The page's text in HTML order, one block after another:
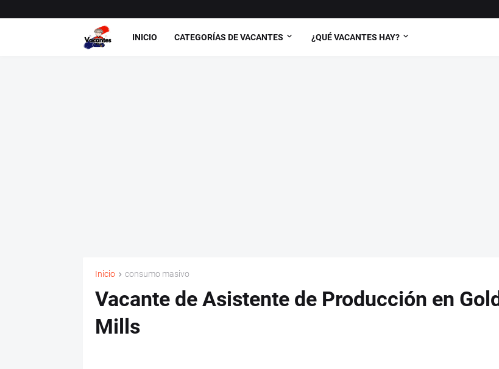
INICIO CATEGORÍAS DE VACANTES ¿QUÉ VACANTES HAY?
Inicio consumo masivo
Vacante de Asistente de Producción en Gold
Mills